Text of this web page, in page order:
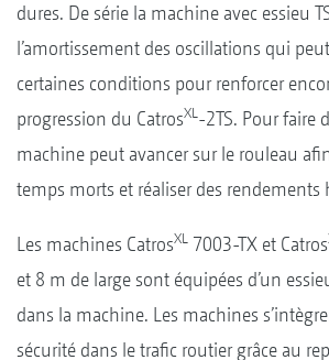
dures. De série la machine avec essieu
l’amortissement des oscillations qui
certaines conditions pour renforcer
progression du CatrosXL-2TS. Pour faire
machine peut avancer sur le rouleau
temps morts et réaliser des rendements
Les machines CatrosXL 7003-TX et Catros
et 8 m de large sont équipées d’un
dans la machine. Les machines
sécurité dans le trafic routier grâce au